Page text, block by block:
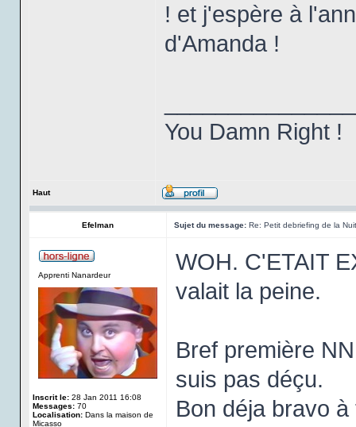
! et j'espère à
d'Amanda !
You Damn Right !
Haut
Efelman Sujet du message: Re: Petit debriefing de la
Apprenti Nanardeur
Inscrit le: 28 Jan 2011 16:08
Messages: 70
Localisation: Dans la maison de
Micasso
WOH. C'ETAIT
valait la peine.
Bref première
suis pas déçu.
Bon déja bravo